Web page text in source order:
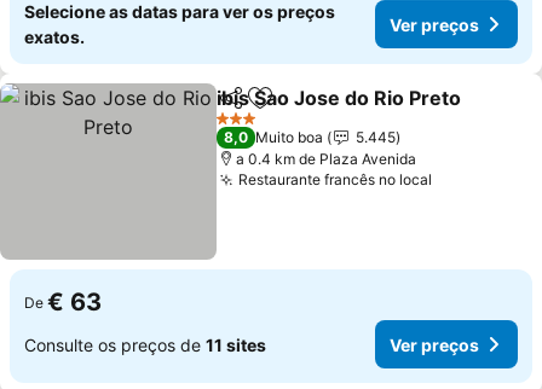
Selecione as datas para ver os preços
exatos.
Ver preços
PartilharAdicionar aos favoritos
ibis Sao Jose do Rio Preto
3 Estrelas
8,0 Muito boa
5.445
a 0.4 km de Plaza Avenida
Restaurante francês no local
De € 63
Consulte os preços de 11 sites Ver preços